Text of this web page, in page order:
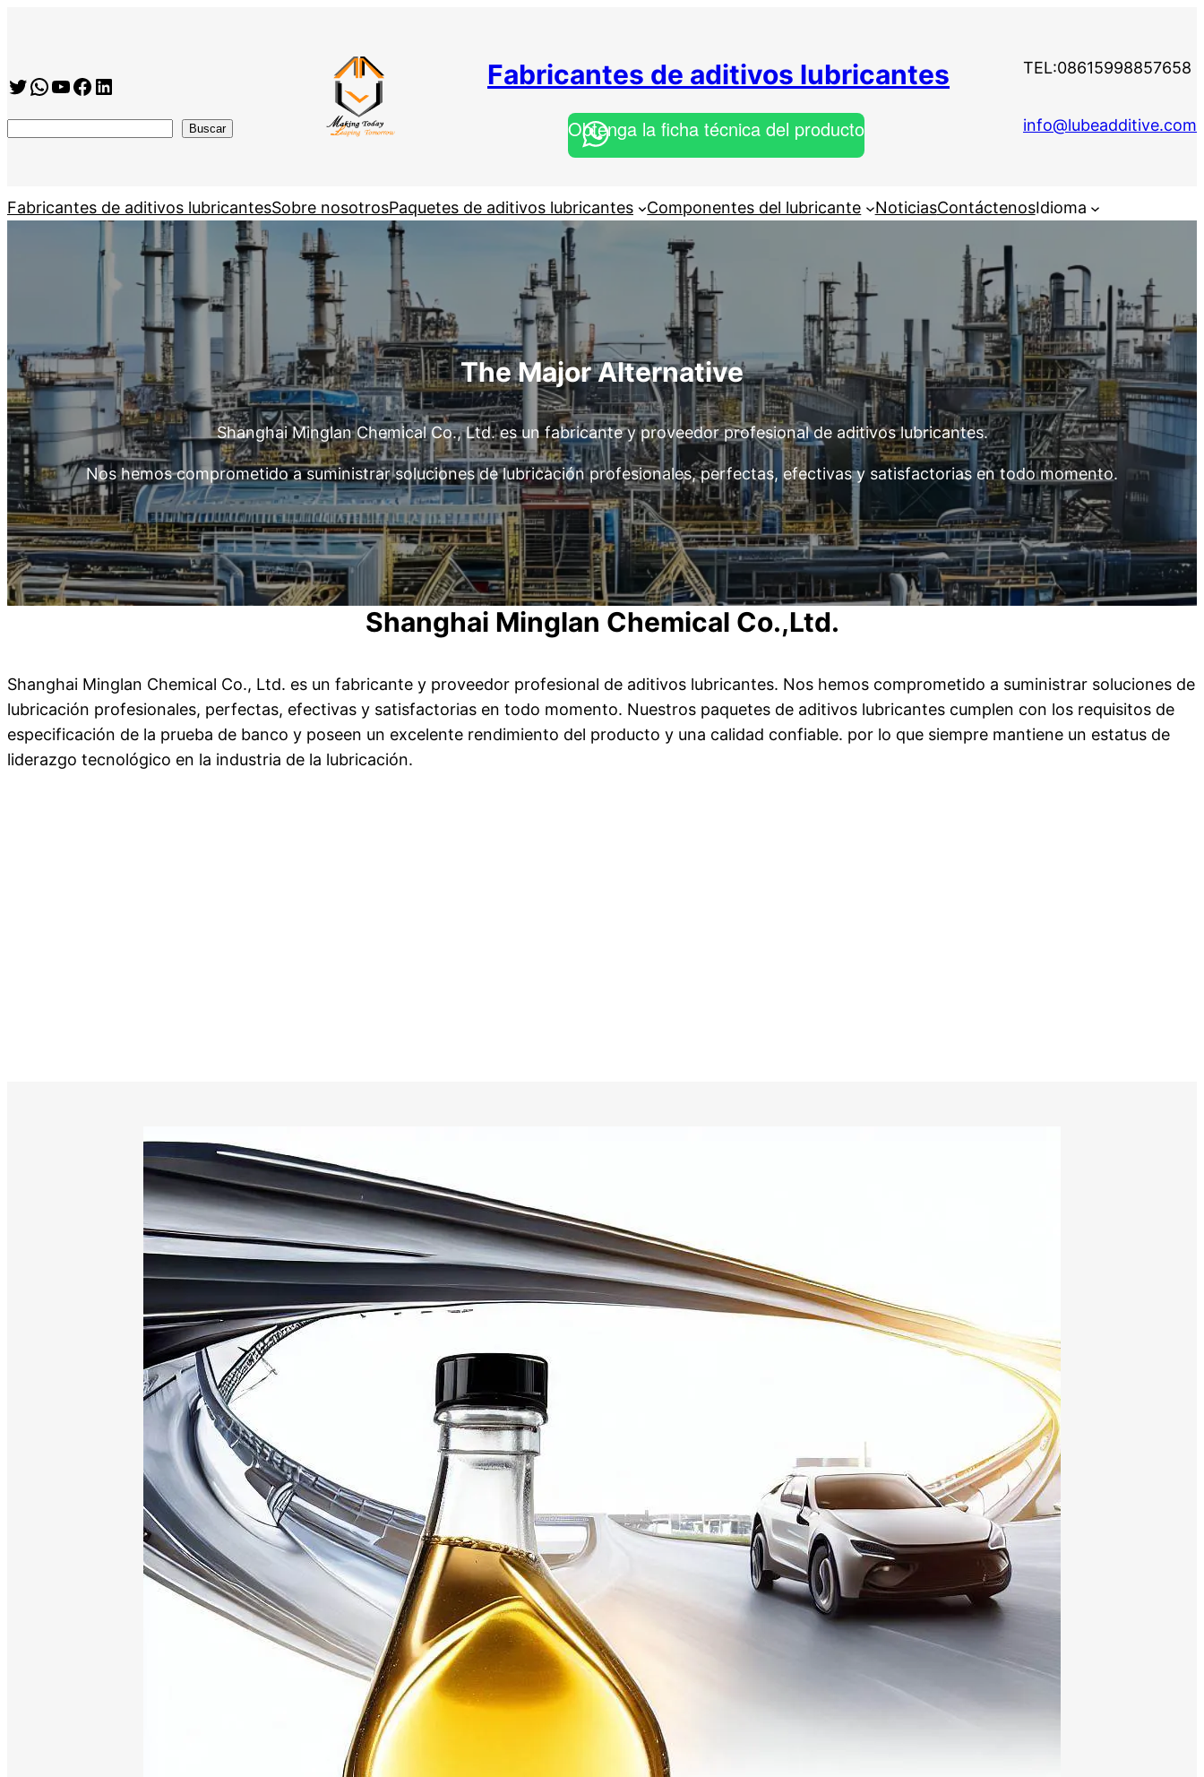
Twitter
WhatsApp
YouTube
Facebook
https://www.linkedin.com/company/shanghai-minglan-chemical-co–ltd
Buscar
Fabricantes de aditivos lubricantes
Obtenga la ficha técnica del producto
TEL:08615998857658
info@lubeadditive.com
Fabricantes de aditivos lubricantesSobre nosotrosPaquetes de aditivos lubricantes Componentes del lubricante NoticiasContáctenosIdioma
The Major Alternative
Shanghai Minglan Chemical Co., Ltd. es un fabricante y proveedor profesional de aditivos lubricantes.
Nos hemos comprometido a suministrar soluciones de lubricación profesionales, perfectas, efectivas y satisfactorias en todo momento.
Shanghai Minglan Chemical Co.,Ltd.
Shanghai Minglan Chemical Co., Ltd. es un fabricante y proveedor profesional de aditivos lubricantes. Nos hemos comprometido a suministrar soluciones de
lubricación profesionales, perfectas, efectivas y satisfactorias en todo momento. Nuestros paquetes de aditivos lubricantes cumplen con los requisitos de
especificación de la prueba de banco y poseen un excelente rendimiento del producto y una calidad confiable. por lo que siempre mantiene un estatus de
liderazgo tecnológico en la industria de la lubricación.